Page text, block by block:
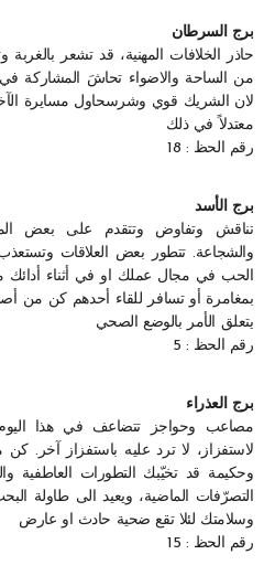
برج السرطان
حاذر الخلافات المهنية، قد تشعر
من الساحة والاضواء تحاشَ المشاركة
لان الشريك قوي وشرسحاول مسايرة
معتدلاً في ذلك
رقم الحظ : 18
برج الأسد
تناقش وتفاوض وتتقدم على بعض
والشجاعة. تتطور بعض العلاقات
الحب في مجال عملك او في أثناء أدائك
بمغامرة أو تسافر للقاء أحدهم كن من
يتعلق الأمر بالوضع الصحي
رقم الحظ : 5
برج العذراء
مصاعب وحواجز تتضاعف في هذا
لاستفزاز، لا ترد عليه باستفزاز آخر. كن
وحكيمة قد تخيّبك التطورات العاطفية
التصرّفات الماضية، ويعيد الى طاولة
وسلامتك لئلا تقع ضحية حادث او عارض
رقم الحظ : 15